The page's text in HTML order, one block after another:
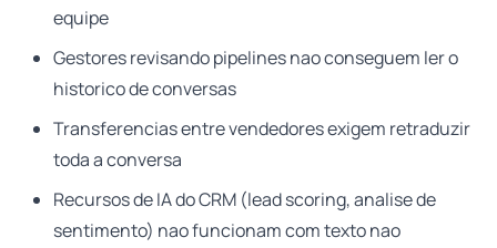
equipe
Gestores revisando pipelines nao conseguem ler o
historico de conversas
Transferencias entre vendedores exigem retraduzir
toda a conversa
Recursos de IA do CRM (lead scoring, analise de
sentimento) nao funcionam com texto nao